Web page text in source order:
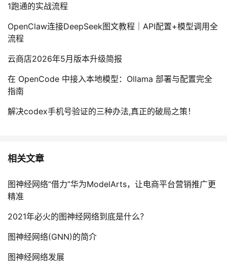
1跑通的实战流程
OpenClaw连接DeepSeek图文教程｜API配置+模型调用全
流程
云商店2026年5月版本升级简报
在 OpenCode 中接入本地模型：Ollama 部署与配置完全
指南
解决codex手机号验证的三种办法,真正的破局之策！
相关文章
图神经网络“借力”华为ModelArts，让电商平台营销推广更
精准
2021年必火的图神经网络到底是什么？
图神经网络(GNN)的简介
图神经网络发展